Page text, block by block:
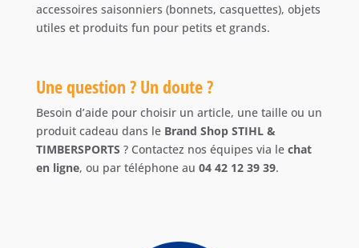
accessoires saisonniers (bonnets, casquettes), objets
utiles et produits fun pour petits et grands.
Une question ? Un doute ?
Besoin d’aide pour choisir un article, une taille ou un
produit cadeau dans le Brand Shop STIHL &
TIMBERSPORTS ? Contactez nos équipes via le chat
en ligne, ou par téléphone au 04 42 12 39 39.